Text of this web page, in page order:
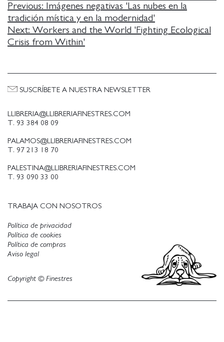
NAVEGACIÓN
DE
ENTRADAS
Previous: Imágenes negativas 'Las nubes en la
tradición mística y en la modernidad'
Next: Workers and the World 'Fighting Ecological
Crisis from Within'
LLIBRERIA@LLIBRERIAFINESTRES.COM
T. 93 384 08 09
PALAMOS@LLIBRERIAFINESTRES.COM
T. 97 213 18 70
PALESTINA@LLIBRERIAFINESTRES.COM
T. 93 090 33 00
TRABAJA CON NOSOTROS
SUSCRÍBETE A NUESTRA NEWSLETTER
Política de privacidad
Política de cookies
Aviso legal
Política de compras
Copyright © Finestres